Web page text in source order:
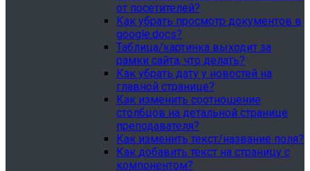
от посетителей?
Как убрать просмотр документов в
google.docs?
Таблица/картинка выходит за
рамки сайта, что делать?
Как убрать дату у новостей на
главной странице?
Как изменить соотношение
столбцов на детальной странице
преподавателя?
Как изменить текст/название поля?
Как добавить текст на страницу с
компонентом?